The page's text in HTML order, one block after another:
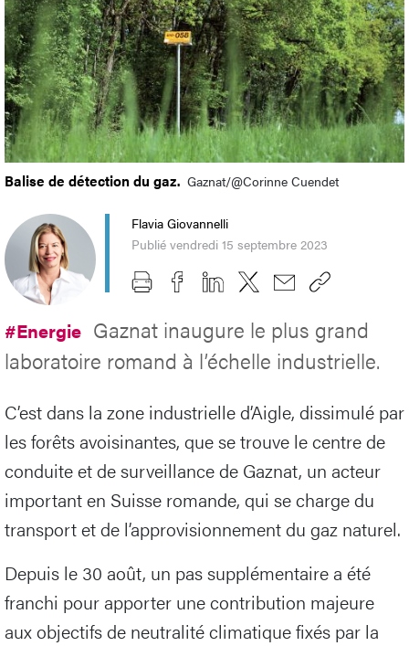
Balise de détection du gaz. Gaznat/@Corinne Cuendet
Flavia Giovannelli
Publié vendredi 15 septembre 2023
#Energie Gaznat inaugure le plus grand
laboratoire romand à l’échelle industrielle.
C’est dans la zone industrielle d’Aigle, dissimulé par
les forêts avoisinantes, que se trouve le centre de
conduite et de surveillance de Gaznat, un acteur
important en Suisse romande, qui se charge du
transport et de l’approvisionnement du gaz naturel.
Depuis le 30 août, un pas supplémentaire a été
franchi pour apporter une contribution majeure
aux objectifs de neutralité climatique fixés par la